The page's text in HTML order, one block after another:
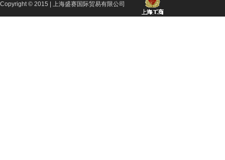
Copyright © 2015 | 上海盛赛国际贸易有限公司